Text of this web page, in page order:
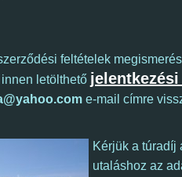
feltételek
letölthető
e-mail címre
Kérjük a túradíj
utaláshoz az